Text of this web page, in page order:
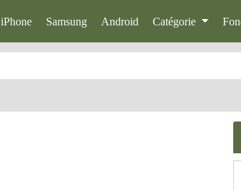
iPhone Samsung Android Catégorie